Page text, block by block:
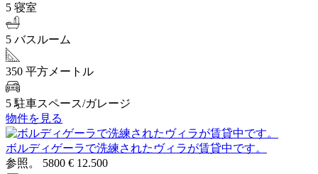
5 寝室
5 バスルーム
350 平方メートル
5 駐車スペース/ガレージ
物件を見る
ボルディゲーラで洗練されたヴィラが賃貸中です。
参照。 5800 € 12.500